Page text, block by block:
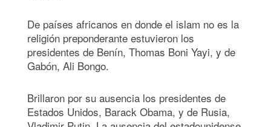
De países africanos en donde el islam no es la
religión preponderante estuvieron los
presidentes de Benín, Thomas Boni Yayi, y de
Gabón, Ali Bongo.
Brillaron por su ausencia los presidentes de
Estados Unidos, Barack Obama, y de Rusia,